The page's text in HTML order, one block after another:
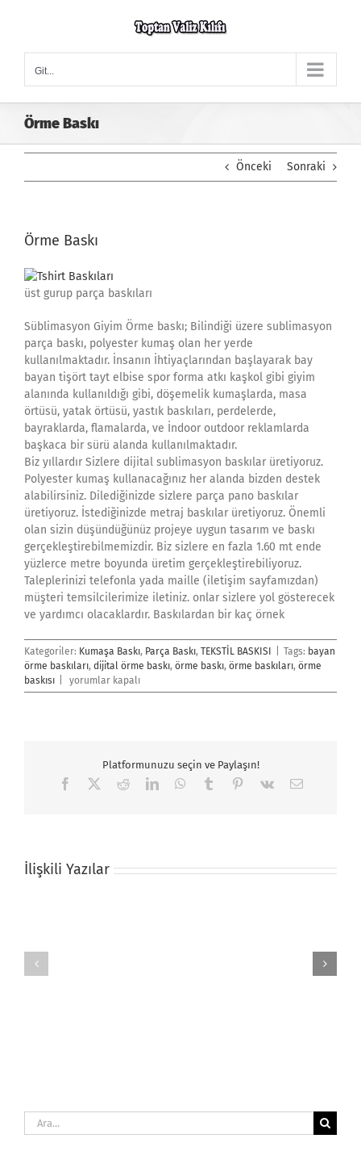
Git...
Örme Baskı
Önceki Sonraki
Örme Baskı
üst gurup parça baskıları
Süblimasyon Giyim Örme baskı; Bilindiği üzere sublimasyon
parça baskı, polyester kumaş olan her yerde
kullanılmaktadır. İnsanın İhtiyaçlarından başlayarak bay
bayan tişört tayt elbise spor forma atkı kaşkol gibi giyim
alanında kullanıldığı gibi, döşemelik kumaşlarda, masa
örtüsü, yatak örtüsü, yastık baskıları, perdelerde,
bayraklarda, flamalarda, ve İndoor outdoor reklamlarda
başkaca bir sürü alanda kullanılmaktadır.
Biz yıllardır Sizlere dijital sublimasyon baskılar üretiyoruz.
Polyester kumaş kullanacağınız her alanda bizden destek
alabilirsiniz. Dilediğinizde sizlere parça pano baskılar
üretiyoruz. İstediğinizde metraj baskılar üretiyoruz. Önemli
olan sizin düşündüğünüz projeye uygun tasarım ve baskı
gerçekleştirebilmemizdir. Biz sizlere en fazla 1.60 mt ende
yüzlerce metre boyunda üretim gerçekleştirebiliyoruz.
Taleplerinizi telefonla yada maille (iletişim sayfamızdan)
müşteri temsilcilerimize iletiniz. onlar sizlere yol gösterecek
ve yardımcı olacaklardır. Baskılardan bir kaç örnek
Kategoriler: Kumaşa Baskı, Parça Baskı, TEKSTİL BASKISI Tags: bayan
örme baskıları, dijital örme baskı, örme baskı, örme baskıları, örme
baskısı
Örme
Baskı
yorumlar kapalı
Platformunuzu seçin ve Paylaşın!
Facebook RedditLinkedInWhatsApp
Tumblr Pinterest
Vk
E-
İlişkili Yazılar
Ara: